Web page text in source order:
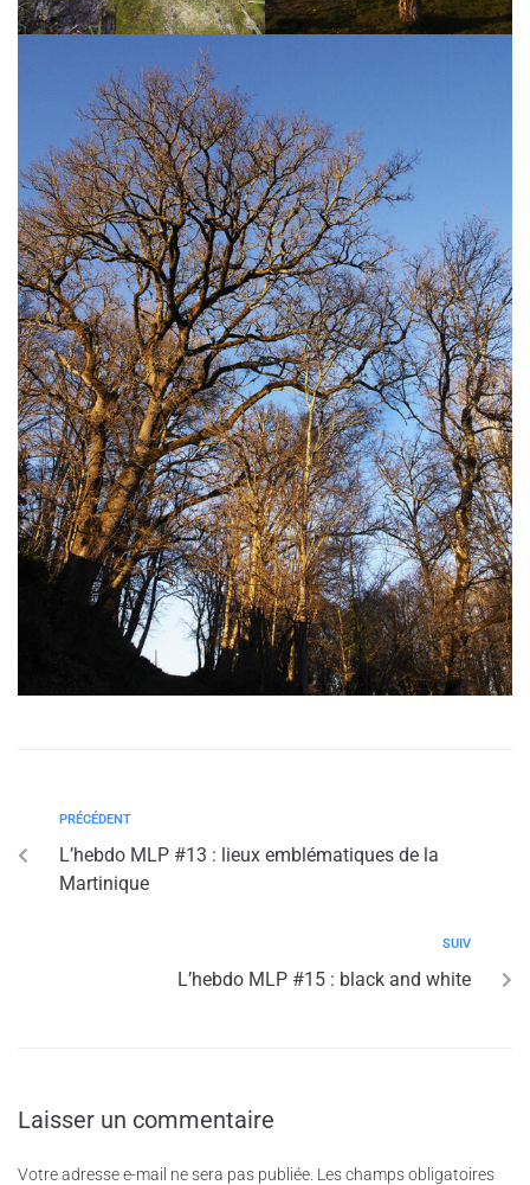
PRÉCÉDENT
L’hebdo MLP #13 : lieux emblématiques de la
Martinique
SUIV
L’hebdo MLP #15 : black and white
Laisser un commentaire
Votre adresse e-mail ne sera pas publiée. Les champs obligatoires